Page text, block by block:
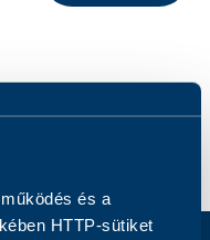
és a
HTTP-sütiket